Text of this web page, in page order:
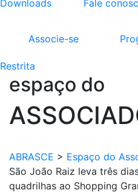
Downloads
Fale
Associe-se
Restrita
espaço do
ABRASCE > Espaço do
São João Raiz leva três
quadrilhas ao Shopping